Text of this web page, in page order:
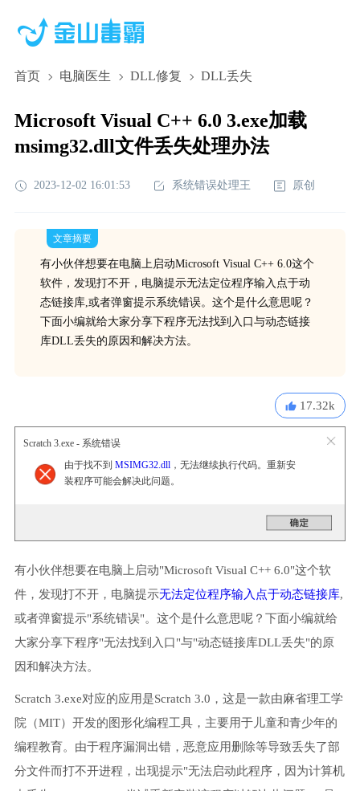
首页 电脑医生 DLL修复 DLL丢失
Microsoft Visual C++ 6.0 3.exe加载
msimg32.dll文件丢失处理办法
2023-12-02 16:01:53 系统错误处理王 原创
文章摘要
有小伙伴想要在电脑上启动Microsoft Visual C++ 6.0这个
软件，发现打不开，电脑提示无法定位程序输入点于动
态链接库,或者弹窗提示系统错误。这个是什么意思呢？
下面小编就给大家分享下程序无法找到入口与动态链接
库DLL丢失的原因和解决方法。
17.32k
Scratch 3.exe - 系统错误
由于找不到 MSIMG32.dll，无法继续执行代码。重新安
装程序可能会解决此问题。
有小伙伴想要在电脑上启动"Microsoft Visual C++ 6.0"这个软
件，发现打不开，电脑提示无法定位程序输入点于动态链接库,
或者弹窗提示"系统错误"。这个是什么意思呢？下面小编就给
大家分享下程序"无法找到入口"与"动态链接库DLL丢失"的原
因和解决方法。
Scratch 3.exe对应的应用是Scratch 3.0，这是一款由麻省理工学
院（MIT）开发的图形化编程工具，主要用于儿童和青少年的
编程教育。由于程序漏洞出错，恶意应用删除等导致丢失了部
分文件而打不开进程，出现提示"无法启动此程序，因为计算机